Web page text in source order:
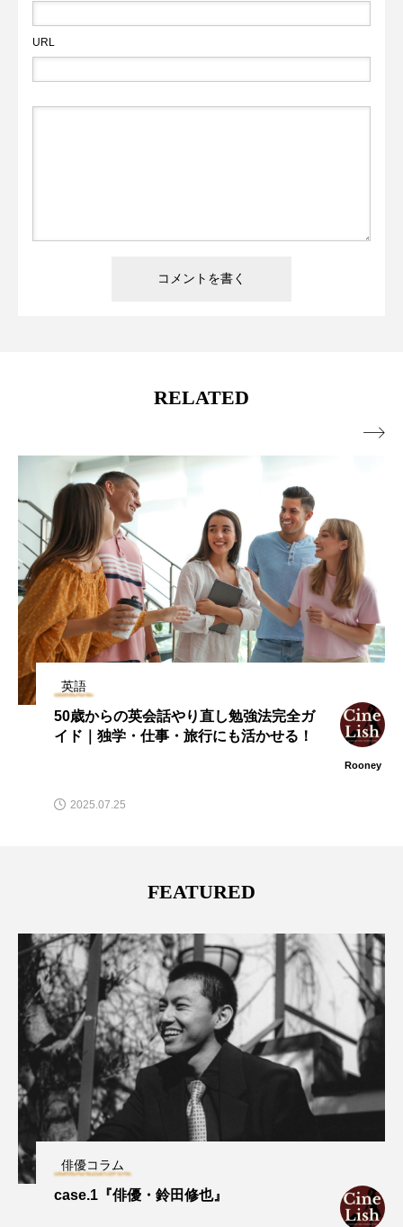
URL
RELATED
英語
50歳からの英会話やり直し勉強法完全ガ
イド｜独学・仕事・旅行にも活かせる！
Rooney
2025.07.25

FEATURED
俳優コラム
case.1『俳優・鈴田修也』